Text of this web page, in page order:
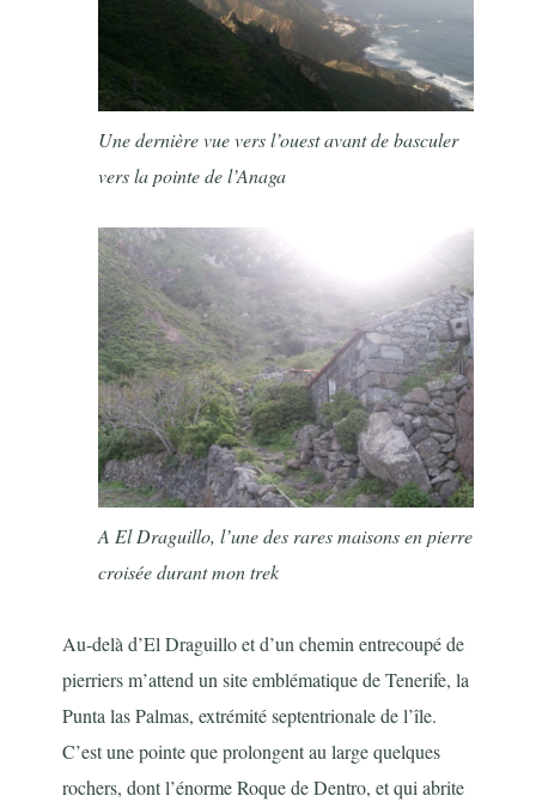
Une dernière vue vers l’ouest avant de basculer
vers la pointe de l’Anaga
A El Draguillo, l’une des rares maisons en pierre
croisée durant mon trek
Au-delà d’El Draguillo et d’un chemin entrecoupé de
pierriers m’attend un site emblématique de Tenerife, la
Punta las Palmas, extrémité septentrionale de l’île.
C’est une pointe que prolongent au large quelques
rochers, dont l’énorme Roque de Dentro, et qui abrite